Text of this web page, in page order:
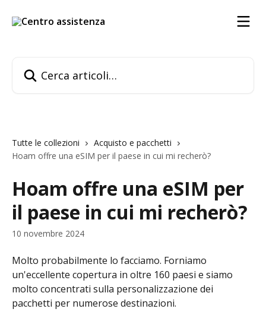
Tutte le collezioni
Acquisto e pacchetti
Hoam offre una eSIM per il paese in cui mi recherò?
Hoam offre una eSIM per
il paese in cui mi recherò?
10 novembre 2024
Molto probabilmente lo facciamo. Forniamo
un'eccellente copertura in oltre 160 paesi e siamo
molto concentrati sulla personalizzazione dei
pacchetti per numerose destinazioni.